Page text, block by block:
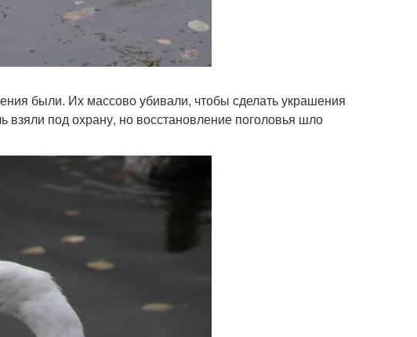
были. Их массово убивали, чтобы сделать украшения
под охрану, но восстановление поголовья шло